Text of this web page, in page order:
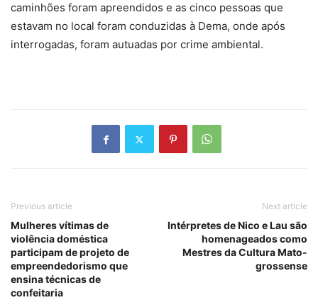
caminhões foram apreendidos e as cinco pessoas que
estavam no local foram conduzidas à Dema, onde após
interrogadas, foram autuadas por crime ambiental.
Previous article
Mulheres vítimas de
violência doméstica
participam de projeto de
empreendedorismo que
ensina técnicas de
confeitaria
Next article
Intérpretes de Nico e Lau são
homenageados como
Mestres da Cultura Mato-
grossense